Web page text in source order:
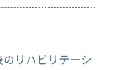
リハビリテーシ